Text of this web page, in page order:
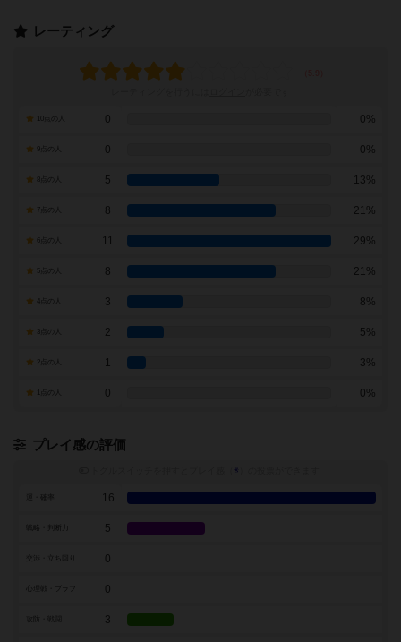
レーティング
0 0%
0 0%
5 13%
7点の人 8 21%
11 29%
8 21%
3 8%
2 5%
1 3%
0 0%
プレイ感の評価
※
16
戦略・判断力 5
0
0
3